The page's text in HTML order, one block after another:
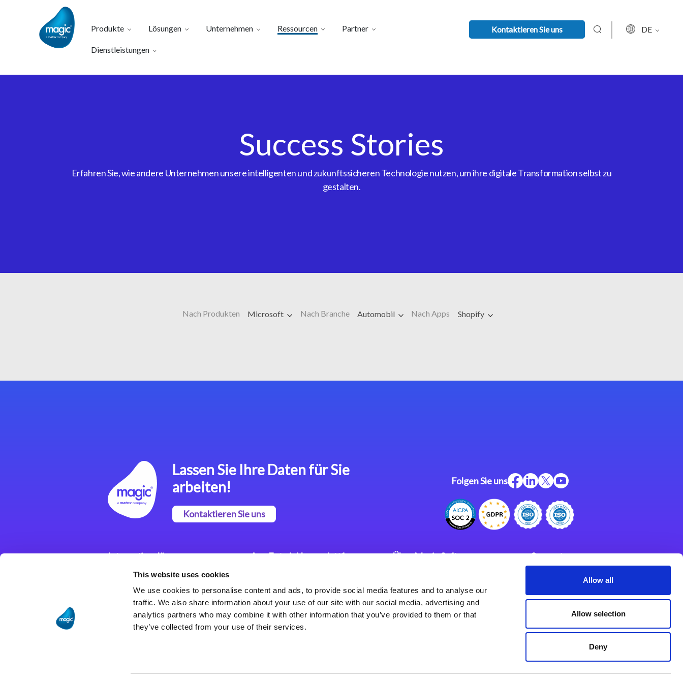
This website uses cookies
We use cookies to personalise content and ads, to provide social media features and to analyse our
traffic. We also share information about your use of our site with our social media, advertising and
analytics partners who may combine it with other information that you’ve provided to them or that
they’ve collected from your use of their services.
Allow all
Allow selection
Deny
Produkte Lösungen Unternehmen Ressourcen Partner
Dienstleistungen
Kontaktieren Sie uns DE
Success Stories
Erfahren Sie, wie andere Unternehmen unsere intelligenten und zukunftssicheren Technologie nutzen, um ihre digitale Transformation selbst zu
gestalten.
Nach Produkten Microsoft Nach Branche Automobil Nach Apps Shopify
Lassen Sie Ihre Daten für Sie
arbeiten!
Kontaktieren Sie uns
Folgen Sie uns
Integrationslösungen
Magic xpi
Integrationsplattform
App Entwicklungsplattform
Plattform
Magic xpa Web Application
Framework
Über Magic Software
Karriere
Datenschutzerklärung
Weltweite Niederlassungen
Support
Impressum